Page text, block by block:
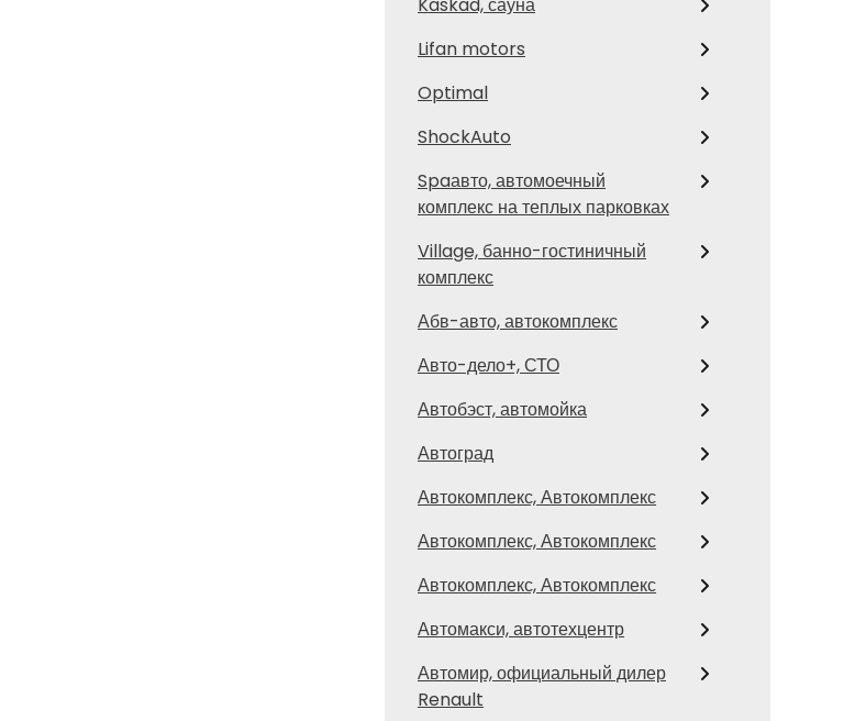
Lifan motors
Optimal
ShockAuto
Spaавто, автомоечный
комплекс на теплых парковках
Village, банно-гостиничный
комплекс
Абв-авто, автокомплекс
Авто-дело+, СТО
Автобэст, автомойка
Автоград
Автокомплекс, Автокомплекс
Автокомплекс, Автокомплекс
Автокомплекс, Автокомплекс
Автомакси, автотехцентр
Автомир, официальный дилер
Renault